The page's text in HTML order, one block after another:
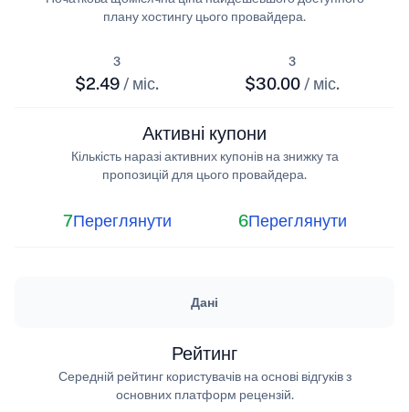
з
$2.49 / міс.
плану хостингу цього провайдера.
з
$30.00 / міс.
7Переглянути
Активні купони
Кількість наразі активних купонів на знижку та
пропозицій для цього провайдера.
6Переглянути
Дані
Рейтинг
Середній рейтинг користувачів на основі відгуків з
основних платформ рецензій.